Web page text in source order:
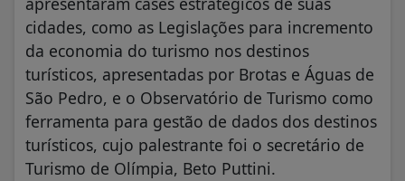
cidades, como as Legislações para incremento
da economia do turismo nos destinos
turísticos, apresentadas por Brotas e Águas de
São Pedro, e o Observatório de Turismo como
ferramenta para gestão de dados dos destinos
turísticos, cujo palestrante foi o secretário de
Turismo de Olímpia, Beto Puttini.